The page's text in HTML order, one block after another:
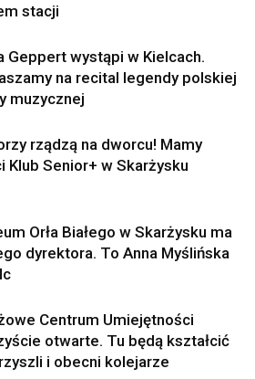
stacji
Geppert wystąpi w Kielcach.
na recital legendy polskiej
muzycznej
rządzą na dworcu! Mamy
Klub Senior+ w Skarżysku
Orła Białego w Skarżysku ma
dyrektora. To Anna Myślińska
Centrum Umiejętności
otwarte. Tu będą kształcić
i obecni kolejarze